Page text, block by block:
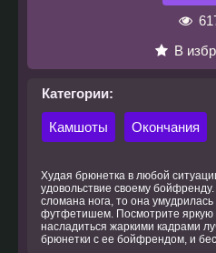
В
Категории:
Камшоты Окончания
Худая брюнетка в любой
удовольствие своему
сломана нога, то она умудрилась
футфетишем. Посмотрите яркую
насладиться жаркими кадрами
брюнетки с ее бойфрендом, и